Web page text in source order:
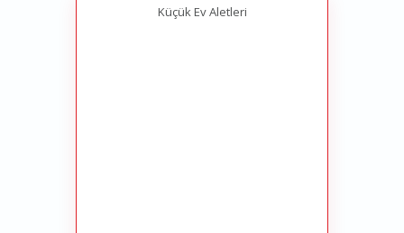
Küçük Ev Aletleri